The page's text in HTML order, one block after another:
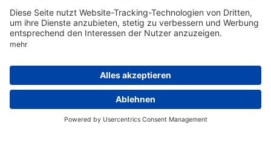
Bohle GmbH 2026
Adatvédelmi nyilatkozat
Ált.Üz.Felt.